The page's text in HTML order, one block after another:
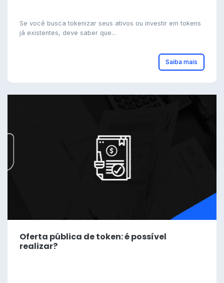
Se você busca tokenizar seus ativos ou investir em tokens
já existentes, deve saber que...
Saiba mais
Oferta pública de token: é possível
realizar?